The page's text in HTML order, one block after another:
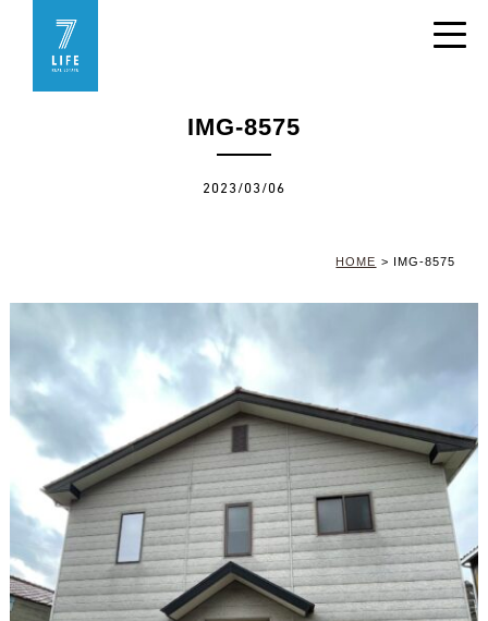
IMG-8575
2023/03/06
HOME > IMG-8575